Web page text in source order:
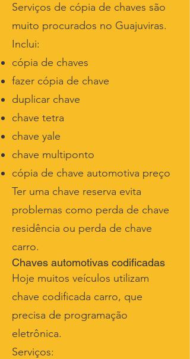
Serviços de cópia de chaves são
muito procurados no Guajuviras.
Inclui:
cópia de chaves
fazer cópia de chave
duplicar chave
chave tetra
chave yale
chave multiponto
cópia de chave automotiva preço
Ter uma chave reserva evita
problemas como perda de chave
residência ou perda de chave
carro.
Chaves automotivas codificadas
Hoje muitos veículos utilizam
chave codificada carro, que
precisa de programação
eletrônica.
Serviços: